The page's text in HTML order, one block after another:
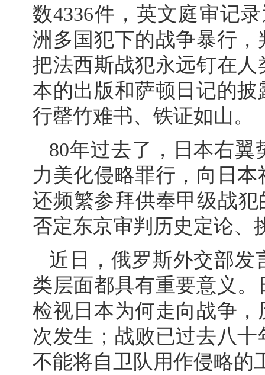
数4336件，英文庭审记
洲多国犯下的战争暴行
把法西斯战犯永远钉在
本的出版和萨顿日记的
行罄竹难书、铁证如山。
80年过去了，日本右
力美化侵略罪行，向日
还频繁参拜供奉甲级战
否定东京审判历史定论、
近日，俄罗斯外交部发
类层面都具有重要意义
检视日本为何走向战争
次发生；战败已过去八
不能将自卫队用作侵略的